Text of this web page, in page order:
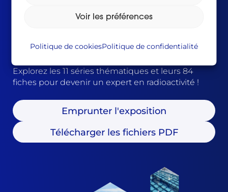
Voir les préférences
Politique de cookiesPolitique de confidentialité
illustrées par des infographies, et les débats
faisant état de la diversité des opinions
compréhension de tous.
Explorez les 11 séries thématiques et leurs 84
fiches pour devenir un expert en radioactivité !
Emprunter l'exposition
Télécharger les fichiers PDF